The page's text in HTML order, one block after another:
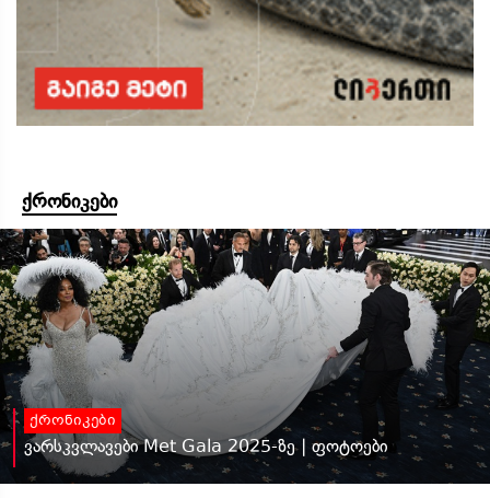
ქრონიკები
ქრონიკები
ვარსკვლავები Met Gala 2025-ზე | ფოტოები